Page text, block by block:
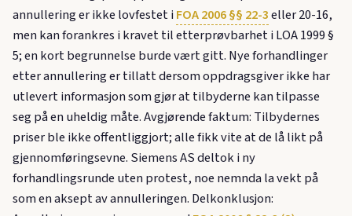
annullering er ikke lovfestet iFOA 2006 §§ 22-3eller 20-16,
men kan forankres i kravet til etterprøvbarhet i LOA 1999 §
5; en kort begrunnelse burde vært gitt. Nye forhandlinger
etter annullering er tillatt dersom oppdragsgiver ikke har
utlevert informasjon som gjør at tilbyderne kan tilpasse
seg på en uheldig måte. Avgjørende faktum: Tilbydernes
priser ble ikke offentliggjort; alle fikk vite at de lå likt på
gjennomføringsevne. Siemens AS deltok i ny
forhandlingsrunde uten protest, noe nemnda la vekt på
som en aksept av annulleringen. Delkonklusjon: